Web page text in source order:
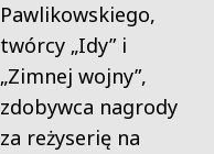
Pawlikowskiego,
twórcy „Idy” i
„Zimnej wojny”,
zdobywca nagrody
za reżyserię na